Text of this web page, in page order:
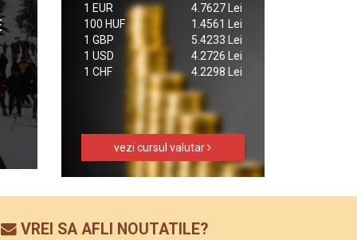
1 EUR
4.7627 Lei
100 HUF
1.4561 Lei
1 GBP
5.4233 Lei
1 USD
4.2726 Lei
1 CHF
4.2298 Lei
vezi cursul valutar
VREI SA AFLI NOUTATILE?